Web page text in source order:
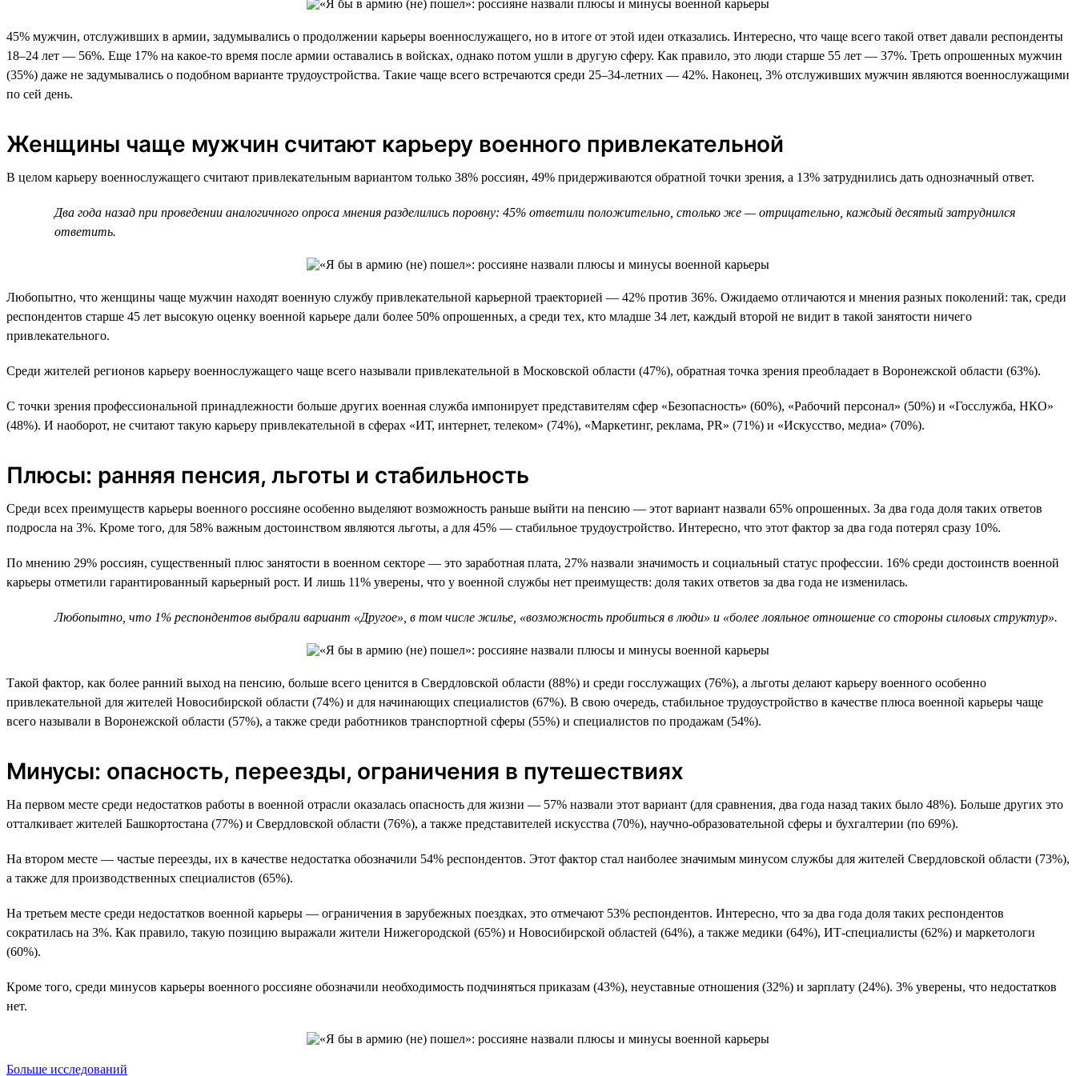
45% мужчин, отслуживших в армии, задумывались о продолжении карьеры военнослужащего, но в итоге от этой идеи отказались. Интересно, что чаще всего такой ответ давали респонденты
18–24 лет — 56%. Еще 17% на какое-то время после армии оставались в войсках, однако потом ушли в другую сферу. Как правило, это люди старше 55 лет — 37%. Треть опрошенных мужчин
(35%) даже не задумывались о подобном варианте трудоустройства. Такие чаще всего встречаются среди 25–34-летних — 42%. Наконец, 3% отслуживших мужчин являются военнослужащими
по сей день.
Женщины чаще мужчин считают карьеру военного привлекательной
В целом карьеру военнослужащего считают привлекательным вариантом только 38% россиян, 49% придерживаются обратной точки зрения, а 13% затруднились дать однозначный ответ.
Два года назад при проведении аналогичного опроса мнения разделились поровну: 45% ответили положительно, столько же — отрицательно, каждый десятый затруднился
ответить.
Любопытно, что женщины чаще мужчин находят военную службу привлекательной карьерной траекторией — 42% против 36%. Ожидаемо отличаются и мнения разных поколений: так, среди
респондентов старше 45 лет высокую оценку военной карьере дали более 50% опрошенных, а среди тех, кто младше 34 лет, каждый второй не видит в такой занятости ничего
привлекательного.
Среди жителей регионов карьеру военнослужащего чаще всего называли привлекательной в Московской области (47%), обратная точка зрения преобладает в Воронежской области (63%).
С точки зрения профессиональной принадлежности больше других военная служба импонирует представителям сфер «Безопасность» (60%), «Рабочий персонал» (50%) и «Госслужба, НКО»
(48%). И наоборот, не считают такую карьеру привлекательной в сферах «ИТ, интернет, телеком» (74%), «Маркетинг, реклама, PR» (71%) и «Искусство, медиа» (70%).
Плюсы: ранняя пенсия, льготы и стабильность
Среди всех преимуществ карьеры военного россияне особенно выделяют возможность раньше выйти на пенсию — этот вариант назвали 65% опрошенных. За два года доля таких ответов
подросла на 3%. Кроме того, для 58% важным достоинством являются льготы, а для 45% — стабильное трудоустройство. Интересно, что этот фактор за два года потерял сразу 10%.
По мнению 29% россиян, существенный плюс занятости в военном секторе — это заработная плата, 27% назвали значимость и социальный статус профессии. 16% среди достоинств военной
карьеры отметили гарантированный карьерный рост. И лишь 11% уверены, что у военной службы нет преимуществ: доля таких ответов за два года не изменилась.
Любопытно, что 1% респондентов выбрали вариант «Другое», в том числе жилье, «возможность пробиться в люди» и «более лояльное отношение со стороны силовых структур».
Такой фактор, как более ранний выход на пенсию, больше всего ценится в Свердловской области (88%) и среди госслужащих (76%), а льготы делают карьеру военного особенно
привлекательной для жителей Новосибирской области (74%) и для начинающих специалистов (67%). В свою очередь, стабильное трудоустройство в качестве плюса военной карьеры чаще
всего называли в Воронежской области (57%), а также среди работников транспортной сферы (55%) и специалистов по продажам (54%).
Минусы: опасность, переезды, ограничения в путешествиях
На первом месте среди недостатков работы в военной отрасли оказалась опасность для жизни — 57% назвали этот вариант (для сравнения, два года назад таких было 48%). Больше других это
отталкивает жителей Башкортостана (77%) и Свердловской области (76%), а также представителей искусства (70%), научно-образовательной сферы и бухгалтерии (по 69%).
На втором месте — частые переезды, их в качестве недостатка обозначили 54% респондентов. Этот фактор стал наиболее значимым минусом службы для жителей Свердловской области (73%),
а также для производственных специалистов (65%).
На третьем месте среди недостатков военной карьеры — ограничения в зарубежных поездках, это отмечают 53% респондентов. Интересно, что за два года доля таких респондентов
сократилась на 3%. Как правило, такую позицию выражали жители Нижегородской (65%) и Новосибирской областей (64%), а также медики (64%), ИТ-специалисты (62%) и маркетологи
(60%).
Кроме того, среди минусов карьеры военного россияне обозначили необходимость подчиняться приказам (43%), неуставные отношения (32%) и зарплату (24%). 3% уверены, что недостатков
нет.
Больше исследований